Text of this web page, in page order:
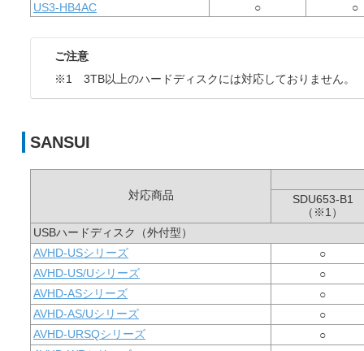
US3-HB4AC
○ ○
ご注意
※1 3TB以上のハードディスクには対応しておりません。
SANSUI
対応商品
SDU653-B1
（※1）
USBハードディスク（外付型）
AVHD-USシリーズ
○
AVHD-US/Uシリーズ
○
AVHD-ASシリーズ
○
AVHD-AS/Uシリーズ
○
AVHD-URSQシリーズ
○